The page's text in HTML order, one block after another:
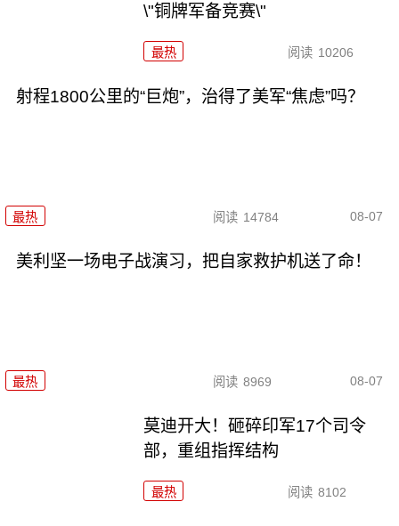
\"铜牌军备竞赛\"
最热 阅读 10206
射程1800公里的“巨炮”，治得了美军“焦虑”吗？
最热 阅读 14784 08-07
美利坚一场电子战演习，把自家救护机送了命！
最热 阅读 8969 08-07
莫迪开大！砸碎印军17个司令
部，重组指挥结构
最热 阅读 8102